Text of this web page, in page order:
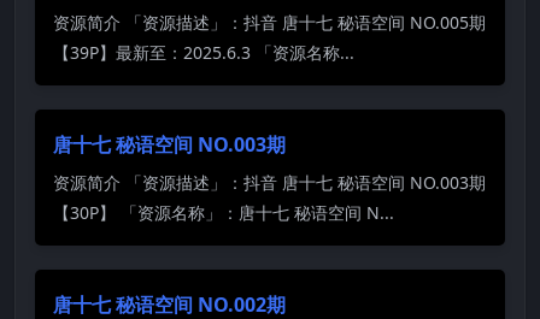
资源简介 「资源描述」：抖音 唐十七 秘语空间 NO.005期
【39P】最新至：2025.6.3 「资源名称...
唐十七 秘语空间 NO.003期
资源简介 「资源描述」：抖音 唐十七 秘语空间 NO.003期
【30P】 「资源名称」：唐十七 秘语空间 N...
唐十七 秘语空间 NO.002期